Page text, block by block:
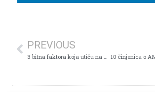
PREVIOUS